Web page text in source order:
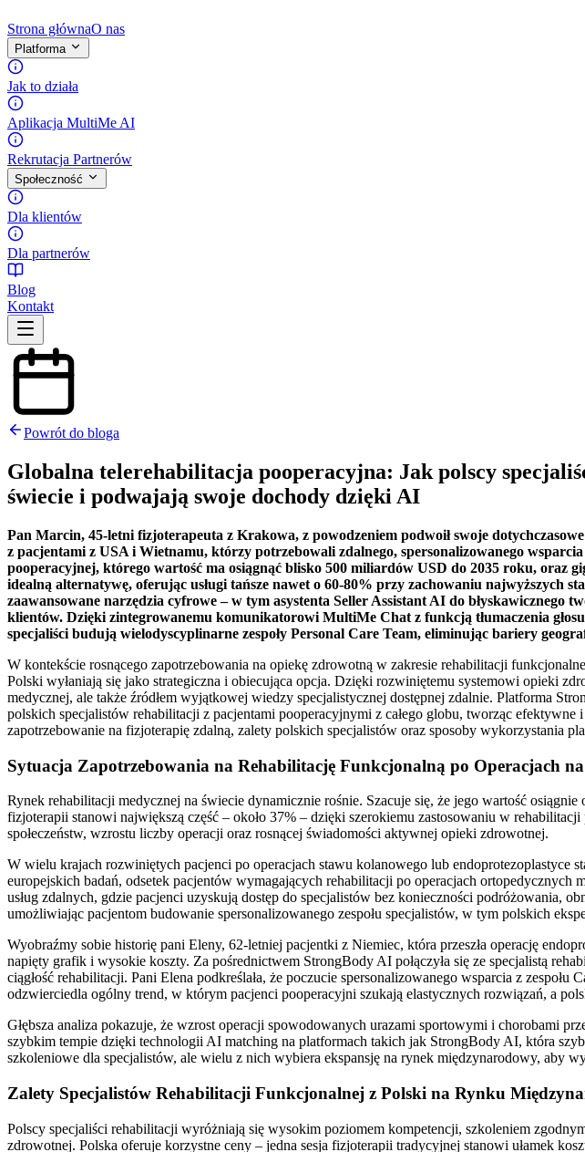
Strona głównaO nas
Platforma
Jak to działa
Aplikacja MultiMe AI
Rekrutacja Partnerów
Społeczność
Dla klientów
Dla partnerów
Blog
Kontakt
Powrót do bloga
Globalna telerehabilitacja pooperacyjna: Jak polscy
świecie i podwajają swoje dochody dzięki AI
Pan Marcin, 45-letni fizjoterapeuta z Krakowa, z powodzeniem podwoił swoje
z pacjentami z USA i Wietnamu, którzy potrzebowali zdalnego, spersonalizowanego
pooperacyjnej, którego wartość ma osiągnąć blisko 500 miliardów USD do 2035 roku,
idealną alternatywę, oferując usługi tańsze nawet o 60-80% przy zachowaniu najwyższych
zaawansowane narzędzia cyfrowe – w tym asystenta Seller Assistant AI do
klientów. Dzięki zintegrowanemu komunikatorowi MultiMe Chat z funkcją tłumaczenia
specjaliści budują wielodyscyplinarne zespoły Personal Care Team, eliminując bariery
W kontekście rosnącego zapotrzebowania na opiekę zdrowotną w zakresie rehabilitacji
Polski wyłaniają się jako strategiczna i obiecująca opcja. Dzięki rozwiniętemu systemowi opieki
medycznej, ale także źródłem wyjątkowej wiedzy specjalistycznej dostępnej zdalnie. Platforma
polskich specjalistów rehabilitacji z pacjentami pooperacyjnymi z całego globu, tworząc
zapotrzebowanie na fizjoterapię zdalną, zalety polskich specjalistów oraz sposoby wykorzystania
Sytuacja Zapotrzebowania na Rehabilitację Funkcjonalną po Operacjach na
Rynek rehabilitacji medycznej na świecie dynamicznie rośnie. Szacuje się, że jego wartość
fizjoterapii stanowi największą część – około 37% – dzięki szerokiemu zastosowaniu w
społeczeństw, wzrostu liczby operacji oraz rosnącej świadomości aktywnej opieki zdrowotnej.
W wielu krajach rozwiniętych pacjenci po operacjach stawu kolanowego lub endoprotezoplastyce
europejskich badań, odsetek pacjentów wymagających rehabilitacji po operacjach
usług zdalnych, gdzie pacjenci uzyskują dostęp do specjalistów bez konieczności podróżowania,
umożliwiając pacjentom budowanie spersonalizowanego zespołu specjalistów, w tym polskich
Wyobraźmy sobie historię pani Eleny, 62-letniej pacjentki z Niemiec, która przeszła operację
napięty grafik i wysokie koszty. Za pośrednictwem StrongBody AI połączyła się ze specjalistą
ciągłość rehabilitacji. Pani Elena podkreślała, że poczucie spersonalizowanego wsparcia z
odzwierciedla ogólny trend, w którym pacjenci pooperacyjni szukają elastycznych rozwiązań, a
Głębsza analiza pokazuje, że wzrost operacji spowodowanych urazami sportowymi i chorobami
szybkim tempie dzięki technologii AI matching na platformach takich jak StrongBody AI, która
szkoleniowe dla specjalistów, ale wielu z nich wybiera ekspansję na rynek międzynarodowy, aby
Zalety Specjalistów Rehabilitacji Funkcjonalnej z Polski na Rynku
Polscy specjaliści rehabilitacji wyróżniają się wysokim poziomem kompetencji, szkoleniem
zdrowotnej. Polska oferuje korzystne ceny – jedna sesja fizjoterapii tradycyjnej stanowi ułamek